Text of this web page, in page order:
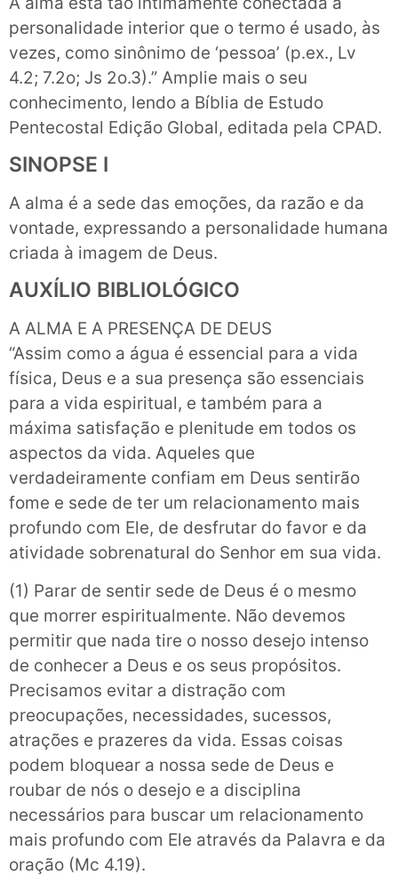
personalidade interior que o termo é usado, às
vezes, como sinônimo de ‘pessoa’ (p.ex., Lv
4.2; 7.2o; Js 2o.3).” Amplie mais o seu
conhecimento, lendo a Bíblia de Estudo
Pentecostal Edição Global, editada pela CPAD.
SINOPSE I
A alma é a sede das emoções, da razão e da
vontade, expressando a personalidade humana
criada à imagem de Deus.
AUXÍLIO BIBLIOLÓGICO
A ALMA E A PRESENÇA DE DEUS
“Assim como a água é essencial para a vida
física, Deus e a sua presença são essenciais
para a vida espiritual, e também para a
máxima satisfação e plenitude em todos os
aspectos da vida. Aqueles que
verdadeiramente confiam em Deus sentirão
fome e sede de ter um relacionamento mais
profundo com Ele, de desfrutar do favor e da
atividade sobrenatural do Senhor em sua vida.
(1) Parar de sentir sede de Deus é o mesmo
que morrer espiritualmente. Não devemos
permitir que nada tire o nosso desejo intenso
de conhecer a Deus e os seus propósitos.
Precisamos evitar a distração com
preocupações, necessidades, sucessos,
atrações e prazeres da vida. Essas coisas
podem bloquear a nossa sede de Deus e
roubar de nós o desejo e a disciplina
necessários para buscar um relacionamento
mais profundo com Ele através da Palavra e da
oração (Mc 4.19).